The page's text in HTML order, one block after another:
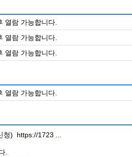
열람 가능합니다.
열람 가능합니다.
열람 가능합니다.
열람 가능합니다.
청) https://1723 ...
.